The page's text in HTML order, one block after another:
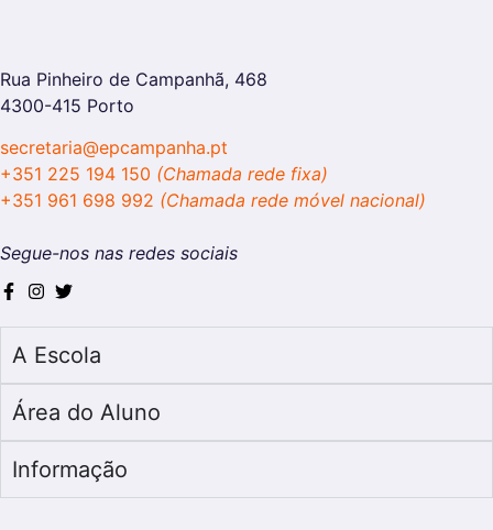
Rua Pinheiro de Campanhã, 468
4300-415 Porto
secretaria@epcampanha.pt
+351 225 194 150 (Chamada rede fixa)
+351 961 698 992 (Chamada rede móvel nacional)
Segue-nos nas redes sociais
A Escola
Área do Aluno
Informação